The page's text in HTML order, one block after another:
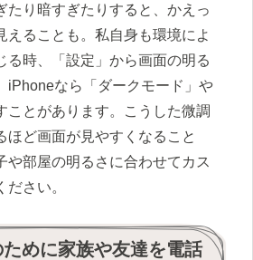
たり暗すぎたりすると、かえっ
えることも。私自身も環境によ
る時、「設定」から画面の明る
iPhoneなら「ダークモード」や
ことがあります。こうした微調
ほど画面が見やすくなること
や部屋の明るさに合わせてカス
さい。
ために家族や友達を電話